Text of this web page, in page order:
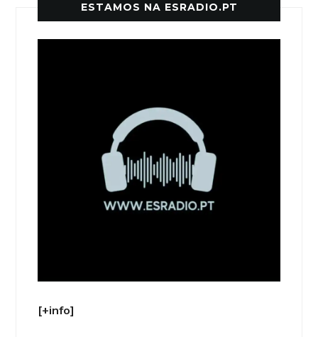
ESTAMOS NA ESRADIO.PT
[+info]